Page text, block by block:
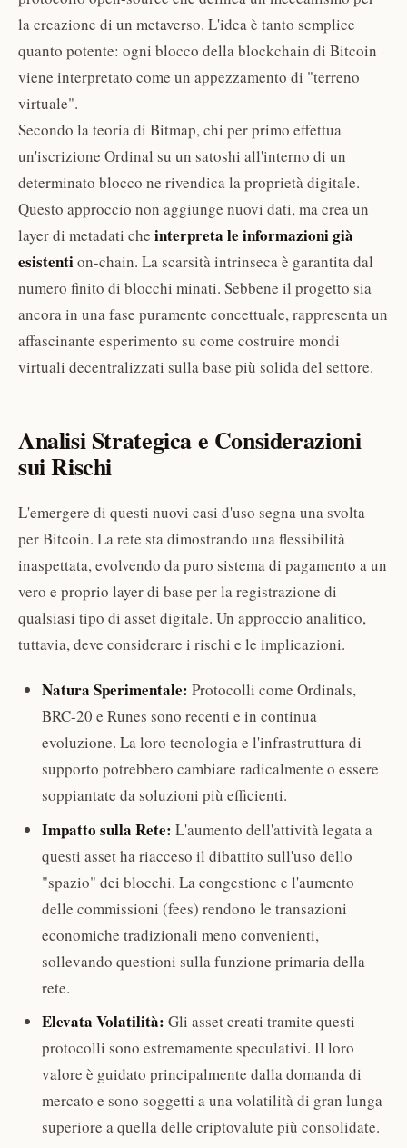
la creazione di un metaverso. L'idea è tanto semplice
quanto potente: ogni blocco della blockchain di Bitcoin
viene interpretato come un appezzamento di "terreno
virtuale".
Secondo la teoria di Bitmap, chi per primo effettua
un'iscrizione Ordinal su un satoshi all'interno di un
determinato blocco ne rivendica la proprietà digitale.
Questo approccio non aggiunge nuovi dati, ma crea un
layer di metadati che interpreta le informazioni già
esistention-chain. La scarsità intrinseca è garantita dal
numero finito di blocchi minati. Sebbene il progetto sia
ancora in una fase puramente concettuale, rappresenta un
affascinante esperimento su come costruire mondi
virtuali decentralizzati sulla base più solida del settore.
Analisi Strategica e Considerazioni
sui Rischi
L'emergere di questi nuovi casi d'uso segna una svolta
per Bitcoin. La rete sta dimostrando una flessibilità
inaspettata, evolvendo da puro sistema di pagamento a un
vero e proprio layer di base per la registrazione di
qualsiasi tipo di asset digitale. Un approccio analitico,
tuttavia, deve considerare i rischi e le implicazioni.
Natura Sperimentale: Protocolli come Ordinals,
BRC-20 e Runes sono recenti e in continua
evoluzione. La loro tecnologia e l'infrastruttura di
supporto potrebbero cambiare radicalmente o essere
soppiantate da soluzioni più efficienti.
Impatto sulla Rete: L'aumento dell'attività legata a
questi asset ha riacceso il dibattito sull'uso dello
"spazio" dei blocchi. La congestione e l'aumento
delle commissioni (fees) rendono le transazioni
economiche tradizionali meno convenienti,
sollevando questioni sulla funzione primaria della
rete.
Elevata Volatilità: Gli asset creati tramite questi
protocolli sono estremamente speculativi. Il loro
valore è guidato principalmente dalla domanda di
mercato e sono soggetti a una volatilità di gran lunga
superiore a quella delle criptovalute più consolidate.